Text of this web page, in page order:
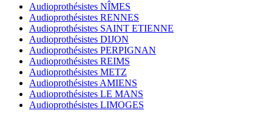
Audioprothésistes NÎMES
Audioprothésistes RENNES
Audioprothésistes SAINT ETIENNE
Audioprothésistes DIJON
Audioprothésistes PERPIGNAN
Audioprothésistes REIMS
Audioprothésistes METZ
Audioprothésistes AMIENS
Audioprothésistes LE MANS
Audioprothésistes LIMOGES